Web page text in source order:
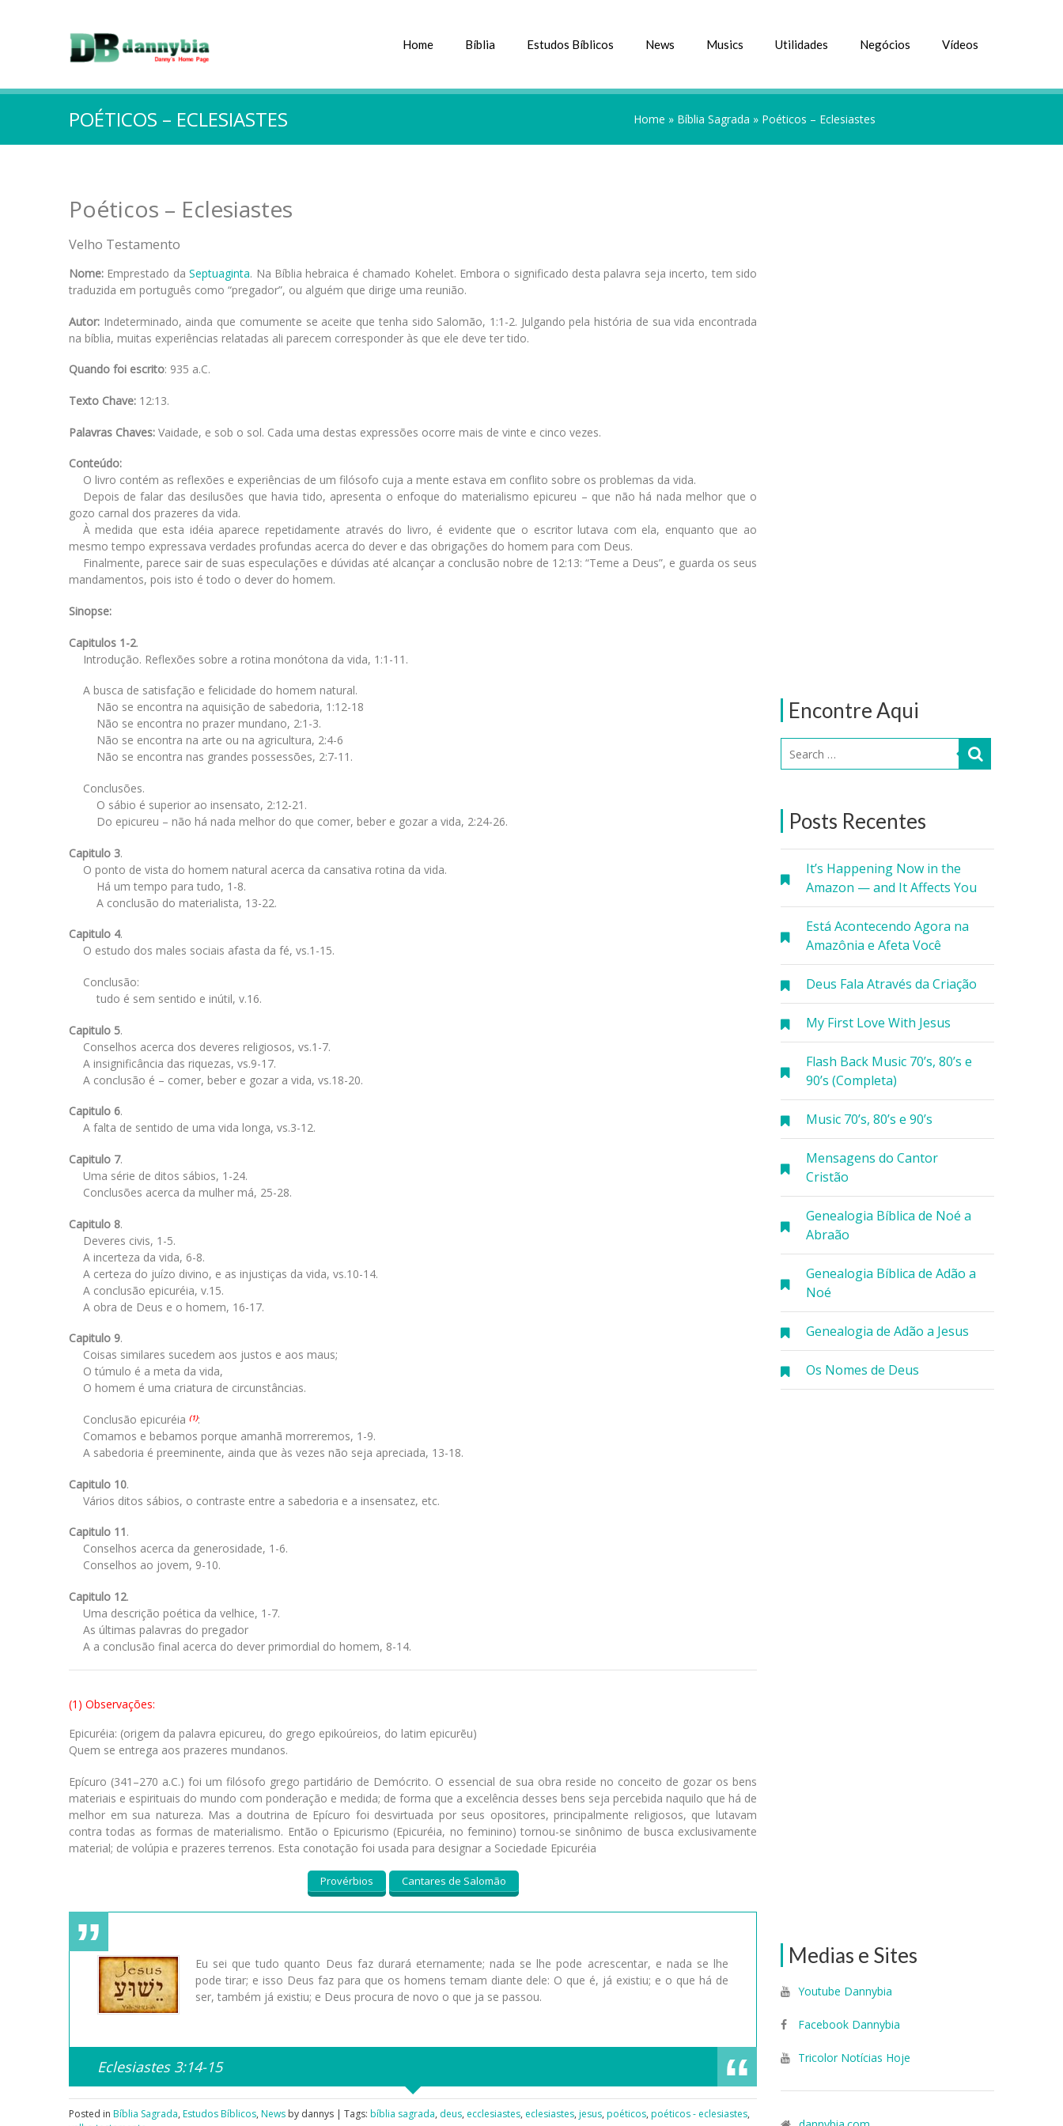
Home Bíblia Estudos Bíblicos News Musics Utilidades Negócios Vídeos
POÉTICOS – ECLESIASTES Home » Bíblia Sagrada » Poéticos – Eclesiastes
Encontre Aqui
Posts Recentes
It’s Happening Now in the
Amazon — and It Affects You
Está Acontecendo Agora na
Amazônia e Afeta Você
Deus Fala Através da Criação
My First Love With Jesus
Flash Back Music 70’s, 80’s e
90’s (Completa)
Music 70’s, 80’s e 90’s
Mensagens do Cantor
Cristão
Genealogia Bíblica de Noé a
Abraão
Genealogia Bíblica de Adão a
Noé
Genealogia de Adão a Jesus
Os Nomes de Deus
Medias e Sites
Youtube Dannybia
Facebook Dannybia
Tricolor Notícias Hoje
Poéticos – Eclesiastes
Velho Testamento
Nome: Emprestado daSeptuaginta. Na Bíblia hebraica é chamado Kohelet. Embora o significado desta palavra seja incerto, tem sido
traduzida em português como “pregador”, ou alguém que dirige uma reunião.
Autor: Indeterminado, ainda que comumente se aceite que tenha sido Salomão, 1:1-2. Julgando pela história de sua vida encontrada
na bíblia, muitas experiências relatadas ali parecem corresponder às que ele deve ter tido.
Quando foi escrito: 935 a.C.
Texto Chave: 12:13.
Palavras Chaves: Vaidade, e sob o sol. Cada uma destas expressões ocorre mais de vinte e cinco vezes.
Conteúdo:
O livro contém as reflexões e experiências de um filósofo cuja a mente estava em conflito sobre os problemas da vida.
Depois de falar das desilusões que havia tido, apresenta o enfoque do materialismo epicureu – que não há nada melhor que o
gozo carnal dos prazeres da vida.
À medida que esta idéia aparece repetidamente através do livro, é evidente que o escritor lutava com ela, enquanto que ao
mesmo tempo expressava verdades profundas acerca do dever e das obrigações do homem para com Deus.
Finalmente, parece sair de suas especulações e dúvidas até alcançar a conclusão nobre de 12:13: “Teme a Deus”, e guarda os seus
mandamentos, pois isto é todo o dever do homem.
Sinopse:
Capitulos 1-2.
Introdução. Reflexões sobre a rotina monótona da vida, 1:1-11.
A busca de satisfação e felicidade do homem natural.
Não se encontra na aquisição de sabedoria, 1:12-18
Não se encontra no prazer mundano, 2:1-3.
Não se encontra na arte ou na agricultura, 2:4-6
Não se encontra nas grandes possessões, 2:7-11.
Conclusões.
O sábio é superior ao insensato, 2:12-21.
Do epicureu – não há nada melhor do que comer, beber e gozar a vida, 2:24-26.
Capitulo 3.
O ponto de vista do homem natural acerca da cansativa rotina da vida.
Há um tempo para tudo, 1-8.
A conclusão do materialista, 13-22.
Capitulo 4.
O estudo dos males sociais afasta da fé, vs.1-15.
Conclusão:
tudo é sem sentido e inútil, v.16.
Capitulo 5.
Conselhos acerca dos deveres religiosos, vs.1-7.
A insignificância das riquezas, vs.9-17.
A conclusão é – comer, beber e gozar a vida, vs.18-20.
Capitulo 6.
A falta de sentido de uma vida longa, vs.3-12.
Capitulo 7.
Uma série de ditos sábios, 1-24.
Conclusões acerca da mulher má, 25-28.
Capitulo 8.
Deveres civis, 1-5.
A incerteza da vida, 6-8.
A certeza do juízo divino, e as injustiças da vida, vs.10-14.
A conclusão epicuréia, v.15.
A obra de Deus e o homem, 16-17.
Capitulo 9.
Coisas similares sucedem aos justos e aos maus;
O túmulo é a meta da vida,
O homem é uma criatura de circunstâncias.
Conclusão epicuréia (1):
Comamos e bebamos porque amanhã morreremos, 1-9.
A sabedoria é preeminente, ainda que às vezes não seja apreciada, 13-18.
Capitulo 10.
Vários ditos sábios, o contraste entre a sabedoria e a insensatez, etc.
Capitulo 11.
Conselhos acerca da generosidade, 1-6.
Conselhos ao jovem, 9-10.
Capitulo 12.
Uma descrição poética da velhice, 1-7.
As últimas palavras do pregador
A a conclusão final acerca do dever primordial do homem, 8-14.
(1) Observações:
Epicuréia: (origem da palavra epicureu, do grego epikoúreios, do latim epicurēu)
Quem se entrega aos prazeres mundanos.
Epícuro (341–270 a.C.) foi um filósofo grego partidário de Demócrito. O essencial de sua obra reside no conceito de gozar os bens
materiais e espirituais do mundo com ponderação e medida; de forma que a excelência desses bens seja percebida naquilo que há de
melhor em sua natureza. Mas a doutrina de Epícuro foi desvirtuada por seus opositores, principalmente religiosos, que lutavam
contra todas as formas de materialismo. Então o Epicurismo (Epicuréia, no feminino) tornou-se sinônimo de busca exclusivamente
material; de volúpia e prazeres terrenos. Esta conotação foi usada para designar a Sociedade Epicuréia
Provérbios Cantares de Salomão
Eu sei que tudo quanto Deus faz durará eternamente; nada se lhe pode acrescentar, e nada se lhe
pode tirar; e isso Deus faz para que os homens temam diante dele: O que é, já existiu; e o que há de
ser, também já existiu; e Deus procura de novo o que ja se passou.
Eclesiastes 3:14-15
Posted in Bíblia Sagrada, Estudos Bíblicos, News by dannys | Tags: bíblia sagrada, deus, ecclesiastes, eclesiastes, jesus, poéticos, poéticos - eclesiastes,